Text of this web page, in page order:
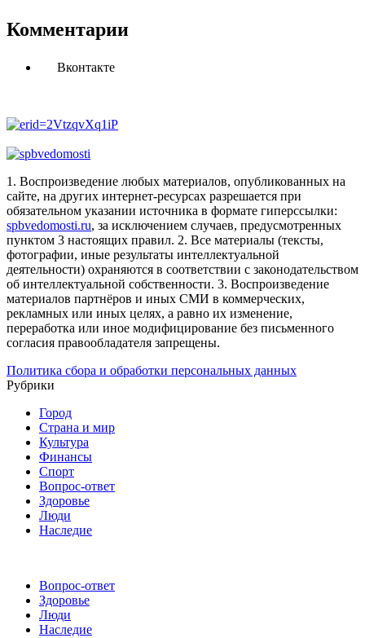
Комментарии
Вконтакте
1. Воспроизведение любых материалов, опубликованных на
сайте, на других интернет-ресурсах разрешается при
обязательном указании источника в формате гиперссылки:
spbvedomosti.ru, за исключением случаев, предусмотренных
пунктом 3 настоящих правил. 2. Все материалы (тексты,
фотографии, иные результаты интеллектуальной
деятельности) охраняются в соответствии с законодательством
об интеллектуальной собственности. 3. Воспроизведение
материалов партнёров и иных СМИ в коммерческих,
рекламных или иных целях, а равно их изменение,
переработка или иное модифицирование без письменного
согласия правообладателя запрещены.
Политика сбора и обработки персональных данных
Рубрики
Город
Страна и мир
Культура
Финансы
Спорт
Вопрос-ответ
Здоровье
Люди
Наследие
Вопрос-ответ
Здоровье
Люди
Наследие